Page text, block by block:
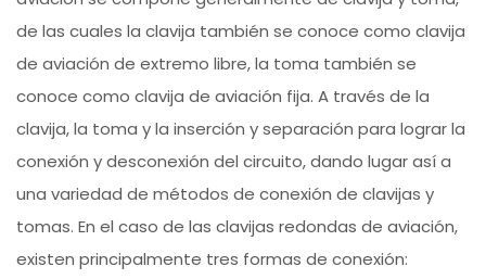
de las cuales la clavija también se conoce como clavija
de aviación de extremo libre, la toma también se
conoce como clavija de aviación fija. A través de la
clavija, la toma y la inserción y separación para lograr la
conexión y desconexión del circuito, dando lugar así a
una variedad de métodos de conexión de clavijas y
tomas. En el caso de las clavijas redondas de aviación,
existen principalmente tres formas de conexión: